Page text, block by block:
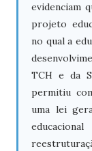
evidenciam
projeto
no qual a
TCH e da
permitiu
uma lei